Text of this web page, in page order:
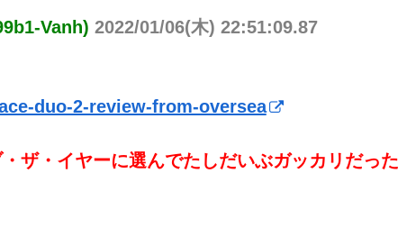
Vanh) 2022/01/06(木) 22:51:09.87
duo-2-review-from-oversea
ザ・イヤーに選んでたしだいぶガッカリだっ